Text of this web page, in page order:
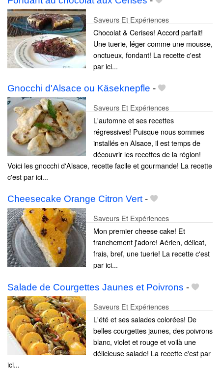
Saveurs Et Expériences
Chocolat & Cerises! Accord parfait!
Une tuerie, léger comme une mousse,
onctueux, fondant! La recette c'est
par ici...
Gnocchi d'Alsace ou Käseknepfle -
Saveurs Et Expériences
L'automne et ses recettes
régressives! Puisque nous sommes
installés en Alsace, il est temps de
découvrir les recettes de la région!
Voici les gnocchi d'Alsace, recette facile et gourmande! La recette
c'est par ici...
Cheesecake Orange Citron Vert-
Saveurs Et Expériences
Mon premier cheese cake! Et
franchement j'adore! Aérien, délicat,
frais, bref, une tuerie! La recette c'est
par ici...
Salade de Courgettes Jaunes et Poivrons -
Saveurs Et Expériences
L'été et ses salades colorées! De
belles courgettes jaunes, des poivrons
blanc, violet et rouge et voilà une
délicieuse salade! La recette c'est par
ici...